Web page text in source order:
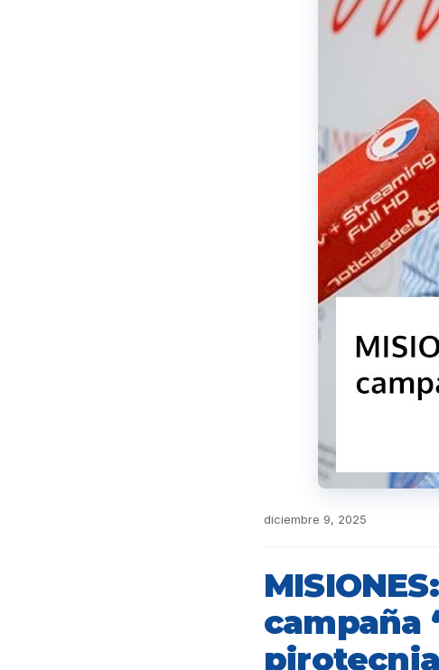
diciembre 9, 2025
campaña